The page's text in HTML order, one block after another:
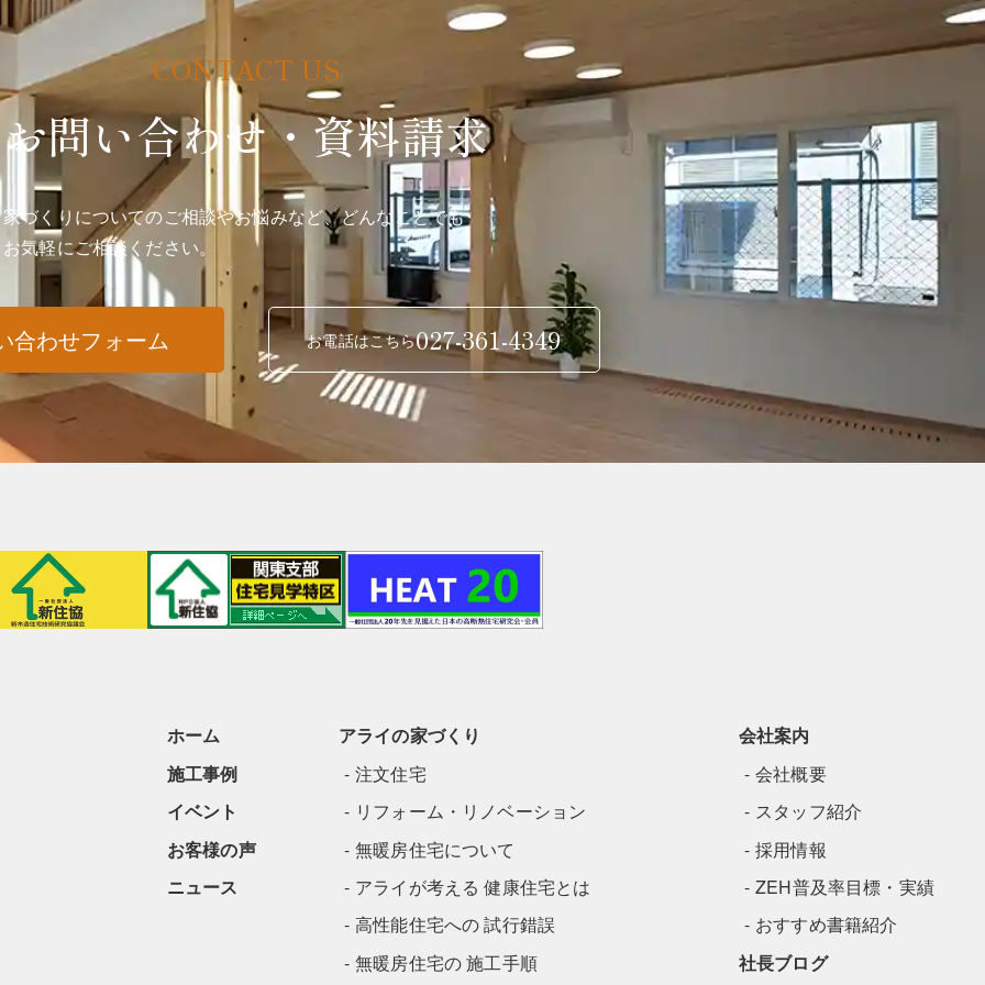
お問い合わせ・資料請求
家づくりについてのご相談やお悩みなど、どんなことでも
お気軽にご相談ください。
合わせフォーム お電話はこちら027-361-4349
ホーム
アライの家づくり
注文住宅
リフォーム・リノベーション
無暖房住宅について
アライが考える 健康住宅とは
高性能住宅への 試行錯誤
無暖房住宅の 施工手順
会社案内
会社概要
スタッフ紹介
採用情報
ZEH普及率目標・実績
おすすめ書籍紹介
施工事例
イベント
お客様の声
ニュース
社長ブログ